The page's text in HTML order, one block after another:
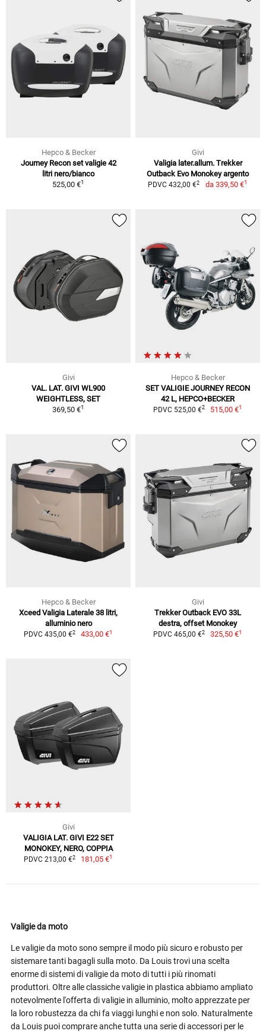
Hepco & Becker
Journey Recon set valigie 42
litri nero/bianco
525,00 €1
Givi
Valigia later.allum. Trekker
Outback Evo Monokey argento
PDVC 432,00 €2 da 339,50 €1
Givi
VAL. LAT. GIVI WL900
WEIGHTLESS, SET
369,50 €1
Hepco & Becker
SET VALIGIE JOURNEY RECON
42 L, HEPCO+BECKER
PDVC 525,00 €2 515,00 €1
Hepco & Becker
Xceed Valigia Laterale 38 litri,
alluminio nero
PDVC 435,00 €2 433,00 €1
Givi
Trekker Outback EVO 33L
destra, offset Monokey
PDVC 465,00 €2 325,50 €1
Givi
VALIGIA LAT. GIVI E22 SET
MONOKEY, NERO, COPPIA
PDVC 213,00 €2 181,05 €1
Valigie da moto
Le valigie da moto sono sempre il modo più sicuro e robusto per
sistemare tanti bagagli sulla moto. Da Louis trovi una scelta
enorme di sistemi di valigie da moto di tutti i più rinomati
produttori. Oltre alle classiche valigie in plastica abbiamo ampliato
notevolmente l'offerta di valigie in alluminio, molto apprezzate per
la loro robustezza da chi fa viaggi lunghi e non solo. Naturalmente
da Louis puoi comprare anche tutta una serie di accessori per le